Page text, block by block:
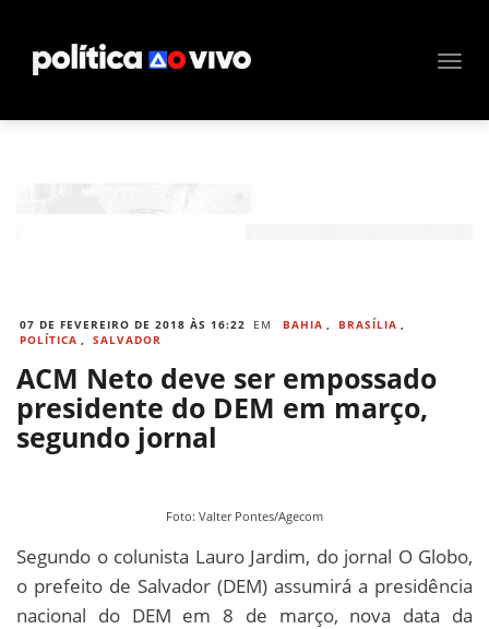
07 DE FEVEREIRO DE 2018 ÀS 16:22 EM BAHIA , BRASÍLIA ,
POLÍTICA , SALVADOR
ACM Neto deve ser empossado
presidente do DEM em março,
segundo jornal
Foto: Valter Pontes/Agecom
Segundo o colunista Lauro Jardim, do jornal O Globo,
o prefeito de Salvador (DEM) assumirá a presidência
nacional do DEM em 8 de março, nova data da